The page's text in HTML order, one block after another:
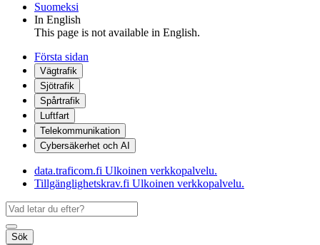
Suomeksi
In English
This page is not available in English.
Första sidan
Vägtrafik
Sjötrafik
Spårtrafik
Luftfart
Telekommunikation
Cybersäkerhet och AI
data.traficom.fi Ulkoinen verkkopalvelu.
Tillgänglighetskrav.fi Ulkoinen verkkopalvelu.
Sök